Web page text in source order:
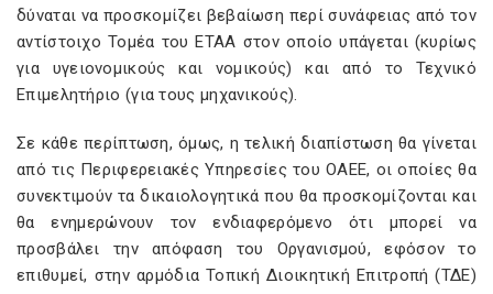
δύναται να προσκομίζει βεβαίωση περί συνάφειας από τον
αντίστοιχο Τομέα του ΕΤΑΑ στον οποίο υπάγεται (κυρίως
για υγειονομικούς και νομικούς) και από το Τεχνικό
Επιμελητήριο (για τους μηχανικούς).
Σε κάθε περίπτωση, όμως, η τελική διαπίστωση θα γίνεται
από τις Περιφερειακές Υπηρεσίες του ΟΑΕΕ, οι οποίες θα
συνεκτιμούν τα δικαιολογητικά που θα προσκομίζονται και
θα ενημερώνουν τον ενδιαφερόμενο ότι μπορεί να
προσβάλει την απόφαση του Οργανισμού, εφόσον το
επιθυμεί, στην αρμόδια Τοπική Διοικητική Επιτροπή (ΤΔΕ)